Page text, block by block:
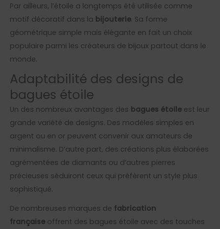
Par ailleurs, l’étoile a longtemps été utilisée comme
motif décoratif dans la bijouterie. Sa forme
géométrique simple mais élégante en fait un choix
populaire parmi les créateurs de bijoux partout dans le
monde.
Adaptabilité des designs de
bagues étoile
Un des nombreux avantages des bagues étoile est leur
grande variété de designs. Des modèles simples en
argent ou en or peuvent convenir aux amateurs de
minimalisme. D’autre part, des créations plus élaborées
agrémentées de diamants ou d’autres pierres
précieuses séduiront ceux qui préfèrent un style plus
sophistiqué.
De nombreuses marques de fabrication
française offrent des bagues étoile avec des touches